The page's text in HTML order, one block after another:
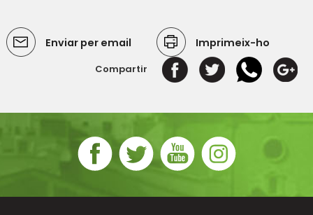
Enviar per email Imprimeix-ho
Compartir